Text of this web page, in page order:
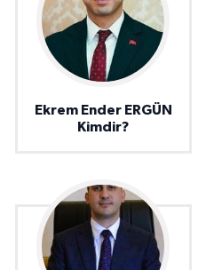
Ekrem Ender ERGÜN
Kimdir?